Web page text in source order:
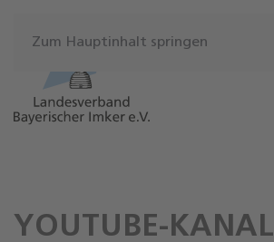
Zum Hauptinhalt springen
YOUTUBE-KANAL